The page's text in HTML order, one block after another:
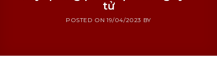
tử
POSTED ON19/04/2023 BY